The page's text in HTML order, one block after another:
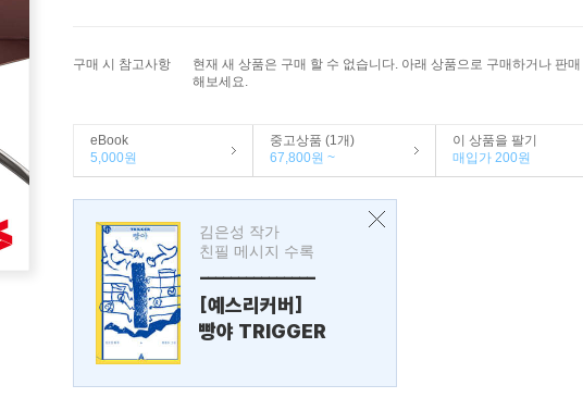
구매 시 참고사항
현재 새 상품은 구매 할 수 없습니다. 아래 상품으로 구매하거나 판매
해보세요.
eBook
5,000원
중고상품 (1개)
67,800원 ~
이 상품을 팔기
매입가 200원
김은성 작가
친필 메시지 수록
---------------
[예스리커버]
빵야 TRIGGER